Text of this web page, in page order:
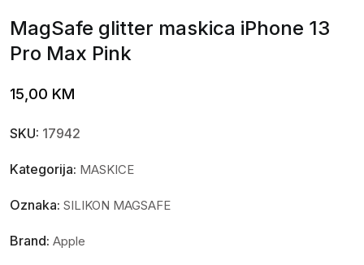
MagSafe glitter maskica iPhone 13
Pro Max Pink
15,00 KM
SKU: 17942
Kategorija: MASKICE
Oznaka: SILIKON MAGSAFE
Brand: Apple